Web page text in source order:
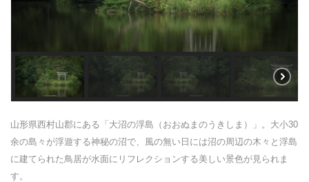
山形県西村山郡にある「大沼の浮島（おおぬまのうきしま）」。大小30
余の島々が浮遊する神秘の沼で、風の無い日には沼の周辺の木々と浮島
に建てられた鳥居が水面にリフレクションする美しい景色が見られま
す。